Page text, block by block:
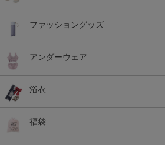
ファッショングッズ
アンダーウェア
浴衣
福袋